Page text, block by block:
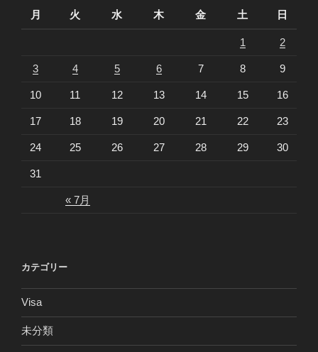
月
火 水 木 金 土 日
« 7月
1 2
3 4 5 6 7 8 9
10 11 12 13 14 15 16
17 18 19 20 21 22 23
24 25 26 27 28 29 30
31
カテゴリー
Visa
未分類